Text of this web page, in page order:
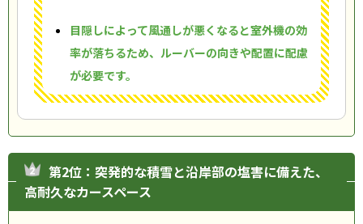
目隠しによって風通しが悪くなると室外機の効
率が落ちるため、ルーバーの向きや配置に配慮
が必要です。
第2位：突発的な積雪と沿岸部の塩害に備えた、
高耐久なカースペース